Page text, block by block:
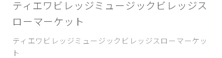
ティエワビレッジミュージックビレッジス
ローマーケット
ティエワビレッジミュージックビレッジスローマーケッ
ト